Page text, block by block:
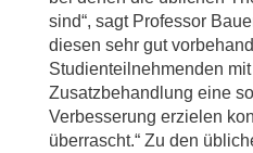
sind“, sagt Professor
diesen sehr gut
Studienteilnehmenden
Zusatzbehandlung eine
Verbesserung erzielen
überrascht.“ Zu den